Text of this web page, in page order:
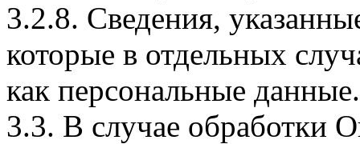
3.2.8. Сведения,
которые в отдельных
как персональные данные.
3.3. В случае обработки